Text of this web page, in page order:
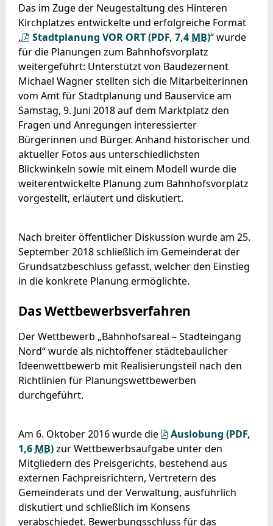
Das im Zuge der Neugestaltung des Hinteren
Kirchplatzes entwickelte und erfolgreiche Format
„
Stadtplanung VOR ORT(PDF, 7,4 MB)“ wurde
für die Planungen zum Bahnhofsvorplatz
weitergeführt: Unterstützt von Baudezernent
Michael Wagner stellten sich die Mitarbeiterinnen
vom Amt für Stadtplanung und Bauservice am
Samstag, 9. Juni 2018 auf dem Marktplatz den
Fragen und Anregungen interessierter
Bürgerinnen und Bürger. Anhand historischer und
aktueller Fotos aus unterschiedlichsten
Blickwinkeln sowie mit einem Modell wurde die
weiterentwickelte Planung zum Bahnhofsvorplatz
vorgestellt, erläutert und diskutiert.
Nach breiter öffentlicher Diskussion wurde am 25.
September 2018 schließlich im Gemeinderat der
Grundsatzbeschluss gefasst, welcher den Einstieg
in die konkrete Planung ermöglichte.
Das Wettbewerbsverfahren
Der Wettbewerb „Bahnhofsareal – Stadteingang
Nord“ wurde als nichtoffener städtebaulicher
Ideenwettbewerb mit Realisierungsteil nach den
Richtlinien für Planungswettbewerben
durchgeführt.
Am 6. Oktober 2016 wurde die Auslobung (PDF,
1,6 MB)zur Wettbewerbsaufgabe unter den
Mitgliedern des Preisgerichts, bestehend aus
externen Fachpreisrichtern, Vertretern des
Gemeinderats und der Verwaltung, ausführlich
diskutiert und schließlich im Konsens
verabschiedet. Bewerbungsschluss für das